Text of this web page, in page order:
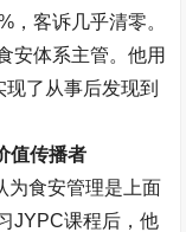
，客诉几乎清零。
安体系主管。他用
了从事后发现到
值传播者
为食安管理是上面
JYPC课程后，他